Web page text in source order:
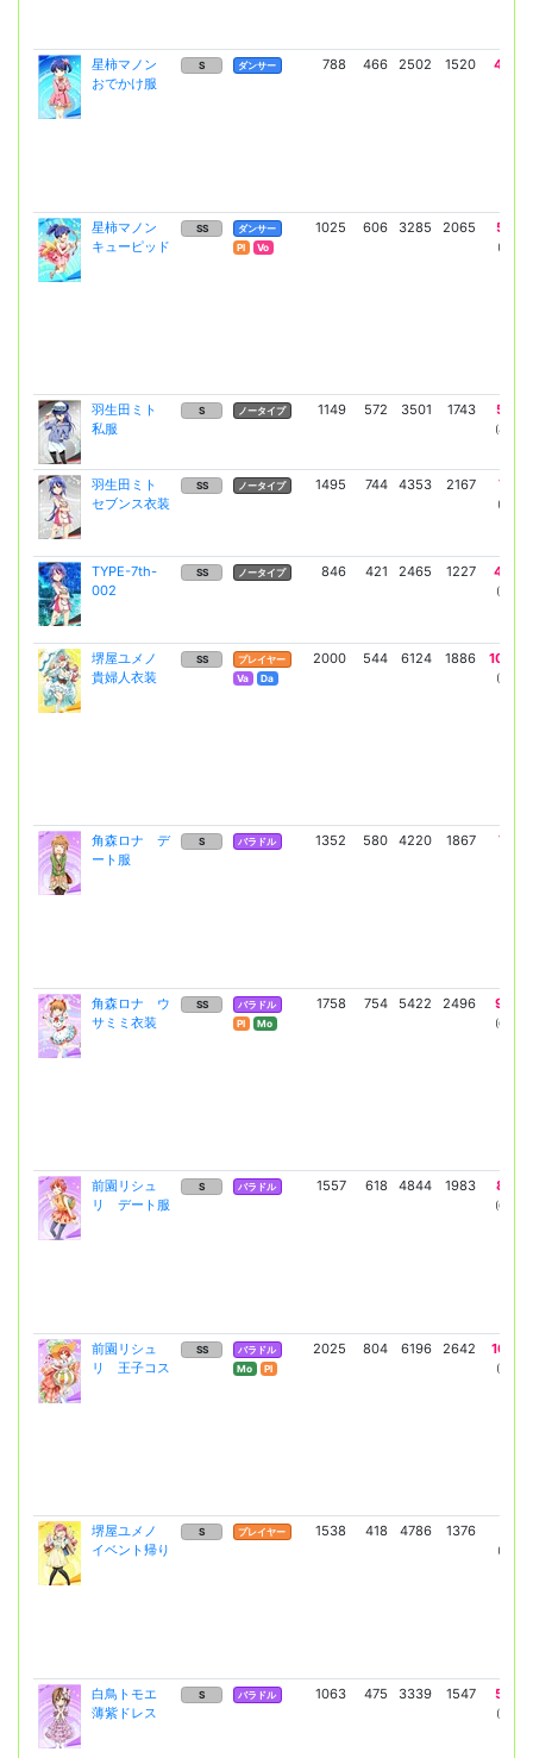
星柿マノン
おでかけ服
S ダンサー 788 466 2502 1520 4248
星柿マノン
キューピッド
SS
ダンサー
Pl
Vo
1025 606 3285 2065 5796
(4231)
羽生田ミト
私服
S ノータイプ 1149 572 3501 1743 5732
(4376)
羽生田ミト
セブンス衣装
SS ノータイプ 1495 744 4353 2167 7127
(5441)
TYPE-7th-
002
SS ノータイプ 846 421 2465 1227 4036
(3081)
堺屋ユメノ
貴婦人衣装
SS
プレイヤー
Va
Da
2000 544 6124 1886 10658
(7780)
角森ロナ デ
ート服
S バラドル 1352 580 4220 1867 7193
角森ロナ ウ
サミミ衣装
SS
バラドル
Pl
Mo
1758 754 5422 2496 9455
(6902)
前園リシュ
リ デート服
S バラドル 1557 618 4844 1983 8259
(6029)
前園リシュ
リ 王子コス
SS
バラドル
Mo
Pl
2025 804 6196 2642 10781
(7870)
堺屋ユメノ
イベント帰り
S プレイヤー 1538 418 4786 1376
(5957)
白鳥トモエ
薄紫ドレス
S バラドル 1063 475 3339 1547 5684
(4149)